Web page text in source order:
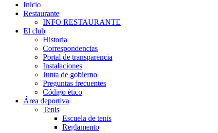
Inicio
Restaurante
INFO RESTAURANTE
El club
Historia
Correspondencias
Portal de transparencia
Instalaciones
Junta de gobierno
Preguntas frecuentes
Código ético
Área deportiva
Tenis
Escuela de tenis
Reglamento